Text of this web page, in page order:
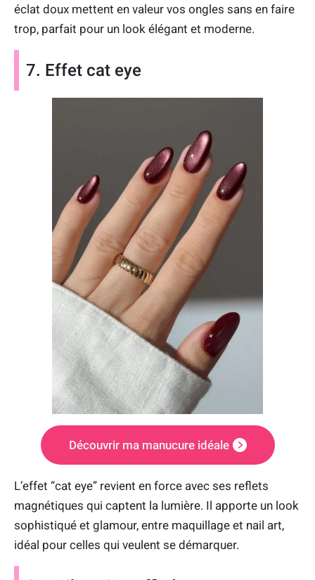
éclat doux mettent en valeur vos ongles sans en faire
trop, parfait pour un look élégant et moderne.
7. Effet cat eye
Découvrir ma manucure idéale
L’effet “cat eye” revient en force avec ses reflets
magnétiques qui captent la lumière. Il apporte un look
sophistiqué et glamour, entre maquillage et nail art,
idéal pour celles qui veulent se démarquer.